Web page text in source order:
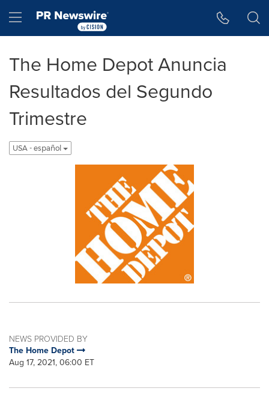
Hamburger menu
The Home Depot Anuncia
Resultados del Segundo
Trimestre
USA - español
NEWS PROVIDED BY
The Home Depot
Aug 17, 2021, 06:00 ET